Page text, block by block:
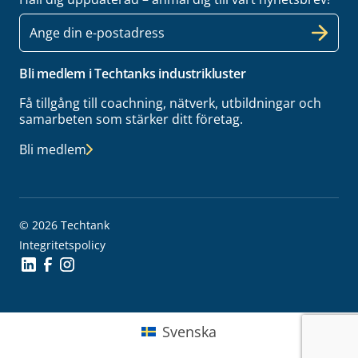
E-
post
Bli medlem i Techtanks industrikluster
Få tillgång till coachning, nätverk, utbildningar och
samarbeten som stärker ditt företag.
Bli medlem
© 2026 Techtank
Integritetspolicy
Social Icon
Social Icon
Social Icon
Svenska